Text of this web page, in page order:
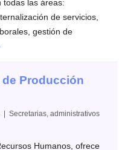
todas las áreas:
de servicios,
gestión de
Producción
Secretarias, administrativos
Humanos, ofrece